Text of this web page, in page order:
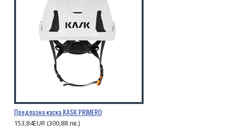
Предпазна каска KASK PRIMERO
153,84EUR (300,88 лв.)